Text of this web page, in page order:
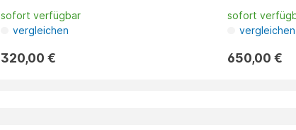
sofort verfügbar
vergleichen
320,00 €
sofort
vergleichen
650,00 €